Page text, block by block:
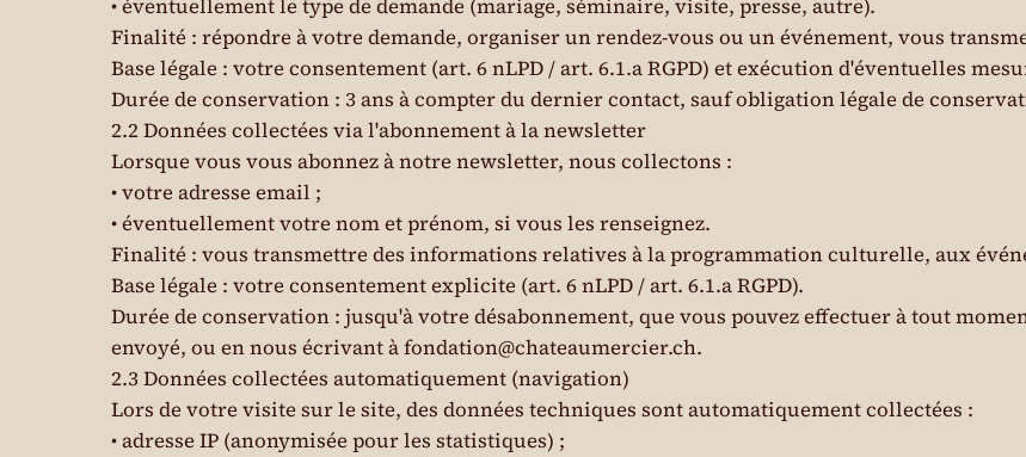
• éventuellement le type de demande (mariage, séminaire, visite, presse, autre).
Finalité : répondre à votre demande, organiser un rendez-vous ou un événement, vous
Base légale : votre consentement (art. 6 nLPD / art. 6.1.a RGPD) et exécution d'éventuelles
Durée de conservation : 3 ans à compter du dernier contact, sauf obligation légale de
2.2 Données collectées via l'abonnement à la newsletter
Lorsque vous vous abonnez à notre newsletter, nous collectons :
• votre adresse email ;
• éventuellement votre nom et prénom, si vous les renseignez.
Finalité : vous transmettre des informations relatives à la programmation culturelle, aux
Base légale : votre consentement explicite (art. 6 nLPD / art. 6.1.a RGPD).
Durée de conservation : jusqu'à votre désabonnement, que vous pouvez effectuer à tout
envoyé, ou en nous écrivant àfondation@chateaumercier.ch.
2.3 Données collectées automatiquement (navigation)
Lors de votre visite sur le site, des données techniques sont automatiquement collectées :
• adresse IP (anonymisée pour les statistiques) ;